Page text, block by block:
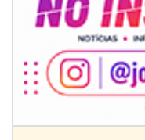
08/08/2026 | 07:00
8º Capoezade promove
culturais em Itajaí
GERAL